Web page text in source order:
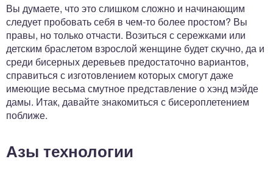
Вы думаете, что это слишком сложно и начинающим
следует пробовать себя в чем-то более простом? Вы
правы, но только отчасти. Возиться с сережками или
детским браслетом взрослой женщине будет скучно, да и
среди бисерных деревьев предостаточно вариантов,
справиться с изготовлением которых смогут даже
имеющие весьма смутное представление о хэнд мэйде
дамы. Итак, давайте знакомиться с бисероплетением
поближе.
Азы технологии